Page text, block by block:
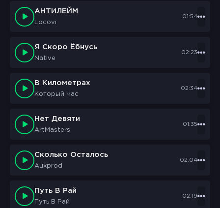
АНТИЛЕЙМ
Locovi
01:54
Я Скоро Ёбнусь
Native
02:23
В Километрах
Который Час
02:34
Нет Девяти
ArtMasters
01:35
Сколько Осталось
Auxprod
02:04
Путь В Рай
Путь В Рай
02:19